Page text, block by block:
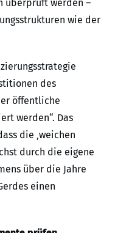
überprüft werden –
wie der
des
öffentliche
werden“. Das
die ‚weichen
durch die eigene
über die Jahre
einen